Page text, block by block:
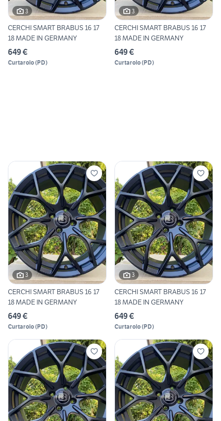
3
CERCHI SMART BRABUS 16 17
18 MADE IN GERMANY
649 €
Curtarolo(PD)
3
CERCHI SMART BRABUS 16 17
18 MADE IN GERMANY
649 €
Curtarolo(PD)
3
CERCHI SMART BRABUS 16 17
18 MADE IN GERMANY
649 €
Curtarolo(PD)
3
CERCHI SMART BRABUS 16 17
18 MADE IN GERMANY
649 €
Curtarolo(PD)